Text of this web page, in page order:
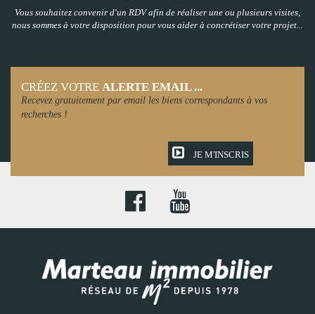
Vous souhaitez convenir d'un RDV afin de réaliser une ou plusieurs visites,
nous sommes à votre disposition pour vous aider à concrétiser votre projet...
CRÉEZ VOTRE ALERTE EMAIL ...
Recevez gratuitement par email les biens correspondants à vos
recherches !
JE M'INSCRIS